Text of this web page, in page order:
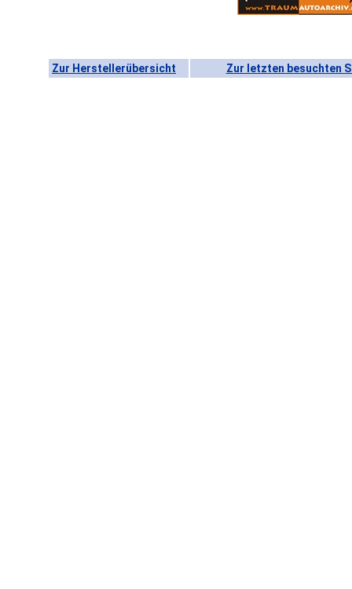
Zur Herstellerübersicht Zur letzten besuchten